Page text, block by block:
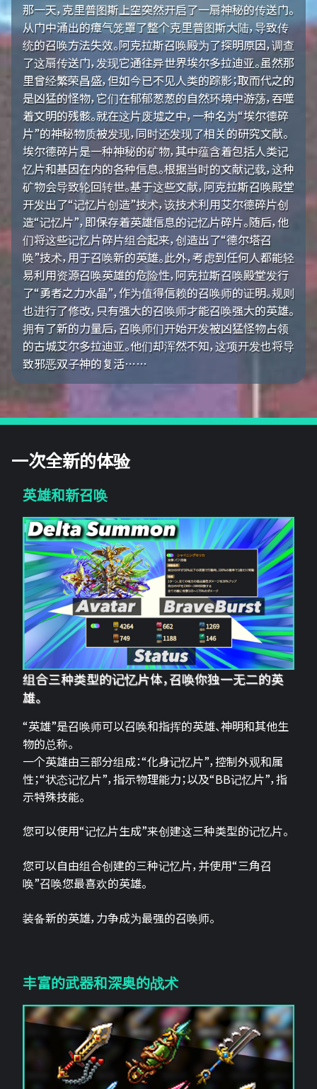
那一天，克里普图斯上空突然开启了一扇神秘的传送门。
从门中涌出的瘴气笼罩了整个克里普图斯大陆，导致传
统的召唤方法失效。阿克拉斯召唤殿为了探明原因，调查
了这扇传送门，发现它通往异世界埃尔多拉迪亚。虽然那
里曾经繁荣昌盛，但如今已不见人类的踪影；取而代之的
是凶猛的怪物，它们在郁郁葱葱的自然环境中游荡，吞噬
着文明的残骸。就在这片废墟之中，一种名为“埃尔德碎
片”的神秘物质被发现，同时还发现了相关的研究文献。
埃尔德碎片是一种神秘的矿物，其中蕴含着包括人类记
忆片和基因在内的各种信息。根据当时的文献记载，这种
矿物会导致轮回转世。基于这些文献，阿克拉斯召唤殿堂
开发出了“记忆片创造”技术，该技术利用艾尔德碎片创
造“记忆片”，即保存着英雄信息的记忆片碎片。随后，他
们将这些记忆片碎片组合起来，创造出了“德尔塔召
唤”技术，用于召唤新的英雄。此外，考虑到任何人都能轻
易利用资源召唤英雄的危险性，阿克拉斯召唤殿堂发行
了“勇者之力水晶”，作为值得信赖的召唤师的证明。规则
也进行了修改，只有强大的召唤师才能召唤强大的英雄。
拥有了新的力量后，召唤师们开始开发被凶猛怪物占领
的古城艾尔多拉迪亚。他们却浑然不知，这项开发也将导
致邪恶双子神的复活……
一次全新的体验
英雄和新召唤
组合三种类型的记忆片体，召唤你独一无二的英
雄。
“英雄”是召唤师可以召唤和指挥的英雄、神明和其他生
物的总称。
一个英雄由三部分组成：“化身记忆片”，控制外观和属
性；“状态记忆片”，指示物理能力；以及“BB记忆片”，指
示特殊技能。
您可以使用“记忆片生成”来创建这三种类型的记忆片。
您可以自由组合创建的三种记忆片，并使用“三角召
唤”召唤您最喜欢的英雄。
装备新的英雄，力争成为最强的召唤师。
丰富的武器和深奥的战术